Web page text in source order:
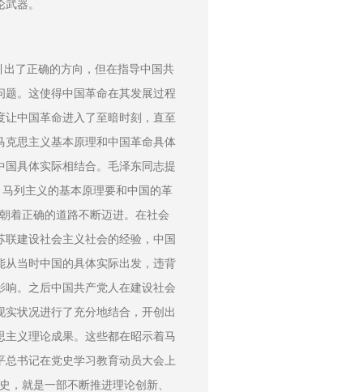
器。
了正确的方向，但在指导中国共
。这使得中国革命在其发展过程
中国革命进入了至暗时刻，直至
思主义基本原理和中国革命具体
具体实际相结合。毛泽东同志提
列主义的基本原理要和中国的革
着正确的道路不断迈进。在社会
建设社会主义社会的经验，中国
当时中国的具体实际出发，违背
。之后中国共产党人在建设社会
状况进行了充分地结合，开创出
义理论成果。这些都在昭示着马
书记在党史学习教育动员大会上
，就是一部不断推进理论创新、